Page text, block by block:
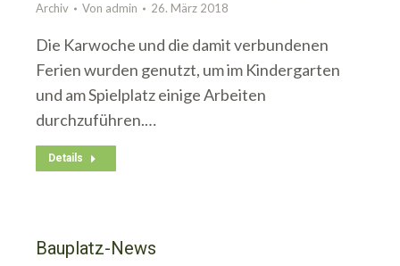
Archiv Von admin 26. März 2018
Die Karwoche und die damit verbundenen
Ferien wurden genutzt, um im Kindergarten
und am Spielplatz einige Arbeiten
durchzuführen.…
Details
Bauplatz-News